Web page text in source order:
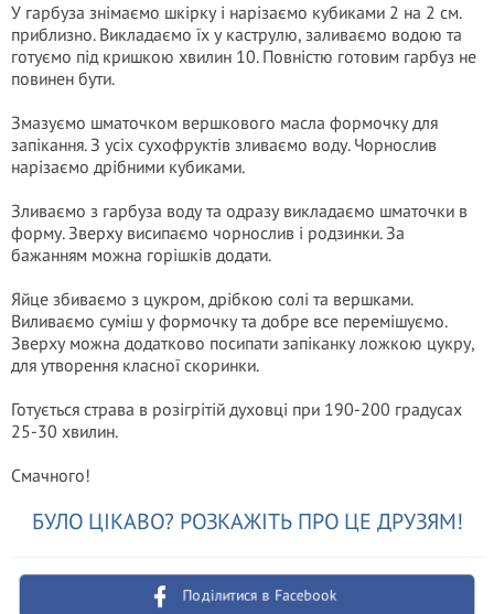
У гарбуза знімаємо шкірку і нарізаємо кубиками 2 на 2 см.
приблизно. Викладаємо їх у каструлю, заливаємо водою та
готуємо під кришкою хвилин 10. Повністю готовим гарбуз не
повинен бути.
Змазуємо шматочком вершкового масла формочку для
запікання. З усіх сухофруктів зливаємо воду. Чорнослив
нарізаємо дрібними кубиками.
Зливаємо з гарбуза воду та одразу викладаємо шматочки в
форму. Зверху висипаємо чорнослив і родзинки. За
бажанням можна горішків додати.
Яйце збиваємо з цукром, дрібкою солі та вершками.
Виливаємо суміш у формочку та добре все перемішуємо.
Зверху можна додатково посипати запіканку ложкою цукру,
для утворення класної скоринки.
Готується страва в розігрітій духовці при 190-200 градусах
25-30 хвилин.
Смачного!
БУЛО ЦІКАВО? РОЗКАЖІТЬ ПРО ЦЕ ДРУЗЯМ!
Поділитися в Facebook